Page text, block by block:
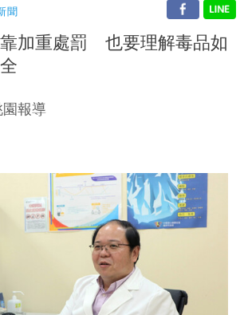
聞
加重處罰 也要理解毒品如
報導